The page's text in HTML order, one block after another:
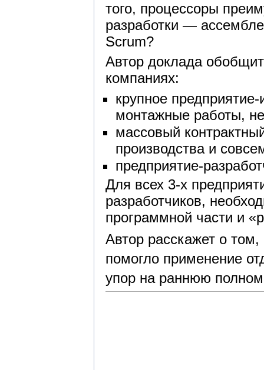
того, процессоры
разработки —
Scrum?
Автор доклада
компаниях:
крупное
монтажные работы,
массовый
производства и
предприятие-
Для всех 3-х
разработчиков,
программной части и
Автор расскажет о
помогло применение
упор на раннюю